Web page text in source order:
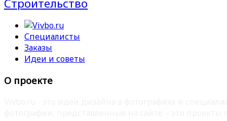
Строительство
Специалисты
Заказы
Идеи и советы
О проекте